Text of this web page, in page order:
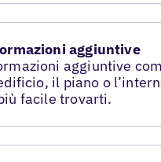
aggiuntive
aggiuntive
il piano o
facile trovarti.